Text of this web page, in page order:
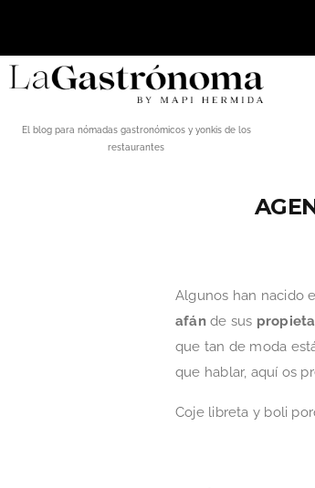
El blog para nómadas gastronómicos y yonkis de los
restaurantes
Algunos han nacido
afánde sus
que tan de moda
que hablar, aquí os
Coje libreta y boli